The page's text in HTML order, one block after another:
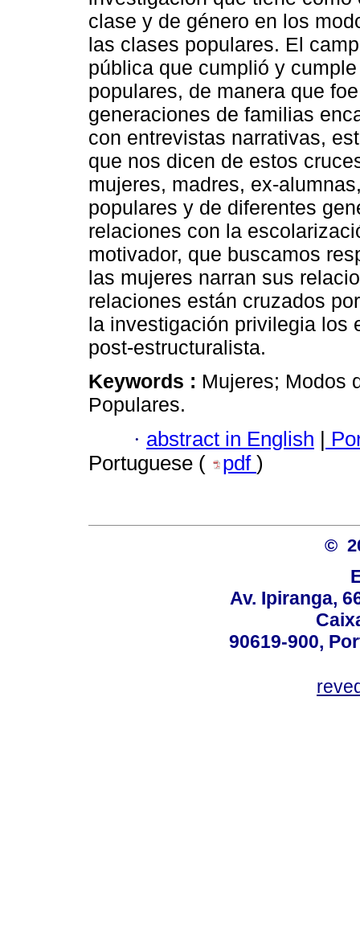
clase y de género en los
las clases populares. El
pública que cumplió y
populares, de manera que
generaciones de familias
con entrevistas narrativas,
que nos dicen de estos
mujeres, madres, ex-
populares y de diferentes
relaciones con la
motivador, que buscamos
las mujeres narran sus
relaciones están cruzados
la investigación privilegia los
post-estructuralista.
Keywords : Mujeres; Modos
Populares.
· abstract in English |
Portuguese (
pdf )
©
Av. Ipiranga,
90619-900,